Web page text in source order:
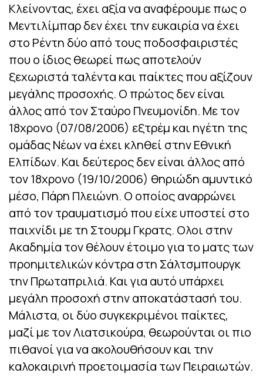
Κλείνοντας, έχει αξία να αναφέρουμε πως ο
Μεντιλίμπαρ δεν έχει την ευκαιρία να έχει
στο Ρέντη δύο από τους ποδοσφαιριστές
που ο ίδιος θεωρεί πως αποτελούν
ξεχωριστά ταλέντα και παίκτες που αξίζουν
μεγάλης προσοχής. Ο πρώτος δεν είναι
άλλος από τον Σταύρο Πνευμονίδη. Με τον
18χρονο (07/08/2006) εξτρέμ και ηγέτη της
ομάδας Νέων να έχει κληθεί στην Εθνική
Ελπίδων. Και δεύτερος δεν είναι άλλος από
τον 18χρονο (19/10/2006) θηριώδη αμυντικό
μέσο, Πάρη Πλειώνη. Ο οποίος αναρρώνει
από τον τραυματισμό που είχε υποστεί στο
παιχνίδι με τη Στουρμ Γκρατς. Ολοι στην
Ακαδημία τον θέλουν έτοιμο για το ματς των
προημιτελικών κόντρα στη Σάλτσμπουργκ
την Πρωταπριλιά. Και για αυτό υπάρχει
μεγάλη προσοχή στην αποκατάστασή του.
Μάλιστα, οι δύο συγκεκριμένοι παίκτες,
μαζί με τον Λιατσικούρα, θεωρούνται οι πιο
πιθανοί για να ακολουθήσουν και την
καλοκαιρινή προετοιμασία των Πειραιωτών.